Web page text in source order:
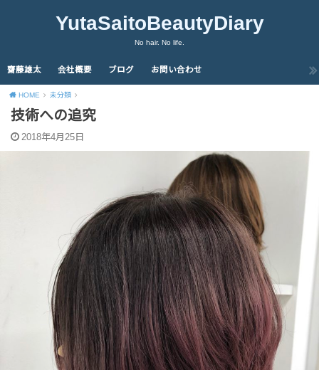
YutaSaitoBeautyDiary
No hair. No life.
齋藤雄太 会社概要 ブログ お問い合わせ
HOME 未分類
技術への追究
2018年4月25日